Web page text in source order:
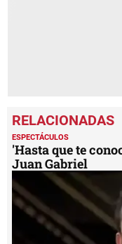
ESPECTÁCULOS
'Hasta que te
Juan Gabriel